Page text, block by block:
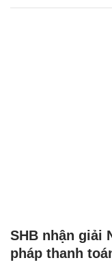
SHB nhận giải
pháp thanh